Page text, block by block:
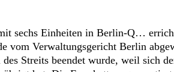
sechs Einheiten in Berlin-Q…
vom Verwaltungsgericht Berlin
Streits beendet wurde, weil sich